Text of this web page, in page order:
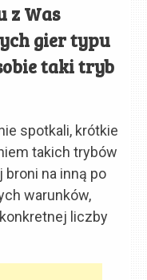
z Was
gier typu
taki tryb
spotkali, krótkie
takich trybów
na inną po
warunków,
liczby